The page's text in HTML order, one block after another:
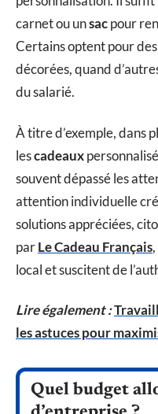
carnet ou unsacpour
Certains optent pour
décorées, quand
du salarié.
À titre d’exemple, dans
lescadeaux
souvent dépassé les
attention individuelle
solutions appréciées,
parLe Cadeau Français
local et suscitent de
Lire également :
les astuces pour
Quel budget